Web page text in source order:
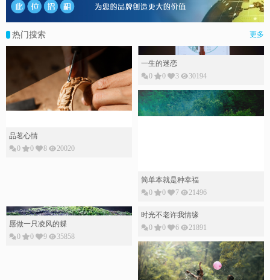
热门搜索 更多
品茗心情
0
0 8 20020
一生的迷恋
0
0 3 30194
简单本就是种幸福
0
0 7 21496
愿做一只凌风的蝶
0
0 9 35858
时光不老许我情缘
烟雨飘江南愿如双飞燕